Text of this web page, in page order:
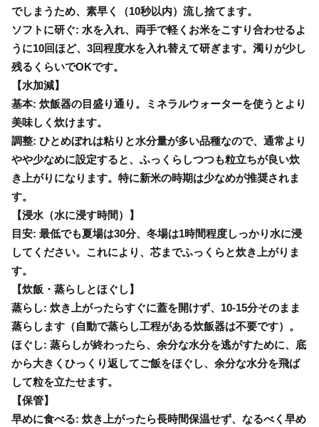
でしまうため、素早く（10秒以内）流し捨てます。
ソフトに研ぐ: 水を入れ、両手で軽くお米をこすり合わせるよ
うに10回ほど、3回程度水を入れ替えて研ぎます。濁りが少し
残るくらいでOKです。
【水加減】
基本: 炊飯器の目盛り通り。ミネラルウォーターを使うとより
美味しく炊けます。
調整: ひとめぼれは粘りと水分量が多い品種なので、通常より
やや少なめに設定すると、ふっくらしつつも粒立ちが良い炊
き上がりになります。特に新米の時期は少なめが推奨されま
す。
【浸水（水に浸す時間）】
目安: 最低でも夏場は30分、冬場は1時間程度しっかり水に浸
してください。これにより、芯までふっくらと炊き上がりま
す。
【炊飯・蒸らしとほぐし】
蒸らし: 炊き上がったらすぐに蓋を開けず、10-15分そのまま
蒸らします（自動で蒸らし工程がある炊飯器は不要です）。
ほぐし: 蒸らしが終わったら、余分な水分を逃がすために、底
から大きくひっくり返してご飯をほぐし、余分な水分を飛ば
して粒を立たせます。
【保管】
早めに食べる: 炊き上がったら長時間保温せず、なるべく早め